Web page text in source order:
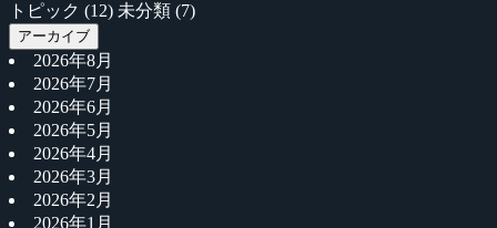
トピック (12) 未分類 (7)
アーカイブ
2026年8月
2026年7月
2026年6月
2026年5月
2026年4月
2026年3月
2026年2月
2026年1月